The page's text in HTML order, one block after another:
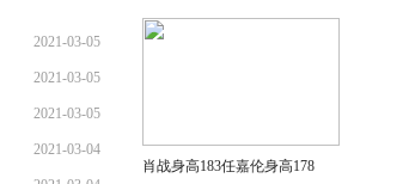
2021-03-05
2021-03-05
2021-03-05
2021-03-04
肖战身高183任嘉伦身高178